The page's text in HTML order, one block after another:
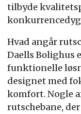
tilbyde
Hvad angår
Daells Bolighus
funktionelle
designet med
komfort. Nogle
rutschebane,